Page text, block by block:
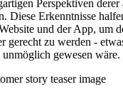
Perspektiven derer
Diese Erkenntnisse
und der App, um
gerecht zu werden -
gewesen wäre.